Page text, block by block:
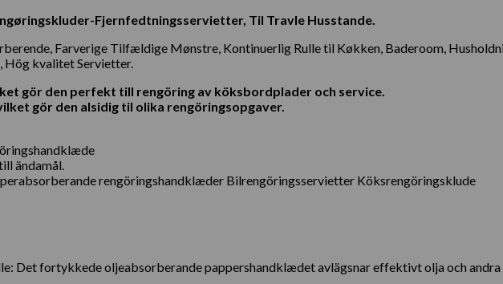
Fjernfedtningsservietter, Til Travle Husstande.
Farverige Tilfældige Mønstre, Kontinuerlig Rulle til Køkken, Baderoom,
Hög kvalitet Servietter.
gör den perfekt till rengöring av köksbordplader och service.
gör den alsidig til olika rengöringsopgaver.
ändamål.
rengöringshandklæder Bilrengöringsservietter Köksrengöringsklude
Det fortykkede oljeabsorberande pappershandklædet avlägsnar effektivt olja och